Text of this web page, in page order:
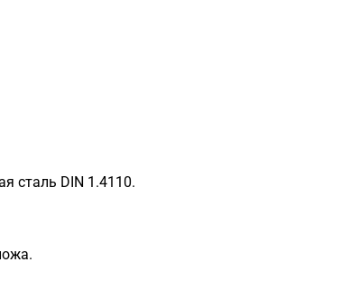
сталь DIN 1.4110.